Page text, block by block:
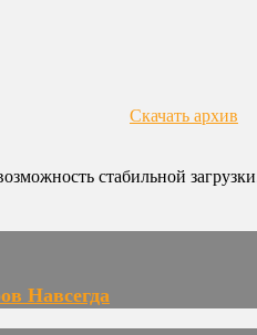
Скачать архив
стабильной
Навсегда